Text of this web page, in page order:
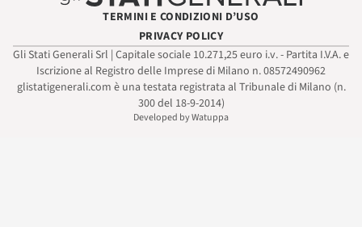
TERMINI E CONDIZIONI D’USO
PRIVACY POLICY
Gli Stati Generali Srl | Capitale sociale 10.271,25 euro i.v. - Partita I.V.A. e
Iscrizione al Registro delle Imprese di Milano n. 08572490962
glistatigenerali.com è una testata registrata al Tribunale di Milano (n.
300 del 18-9-2014)
Developed by Watuppa